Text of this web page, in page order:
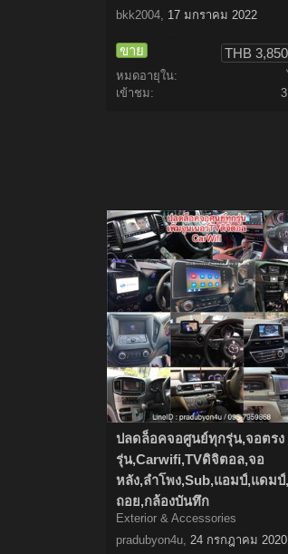
bkk2004 17 มกราคม 2022
ขาย THB
หมดอายุใน:
เข้าชม:
ปลดล็อคจอศูนย์ทุกรุ่น,จอตรง
รุ่น,Carwifi,TVดิจิตอล,จอ
หลัง,ลำโพง,Sub,แอมป์,แดมป์
ถอย,กล้องบันทึก
Exterior & Accessories
pradubyon4u, 24 กรกฎาคม 2020